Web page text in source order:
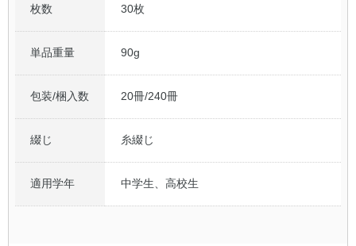
枚数 30枚
単品重量 90g
包装/梱入数 20冊/240冊
綴じ 糸綴じ
適用学年 中学生、高校生